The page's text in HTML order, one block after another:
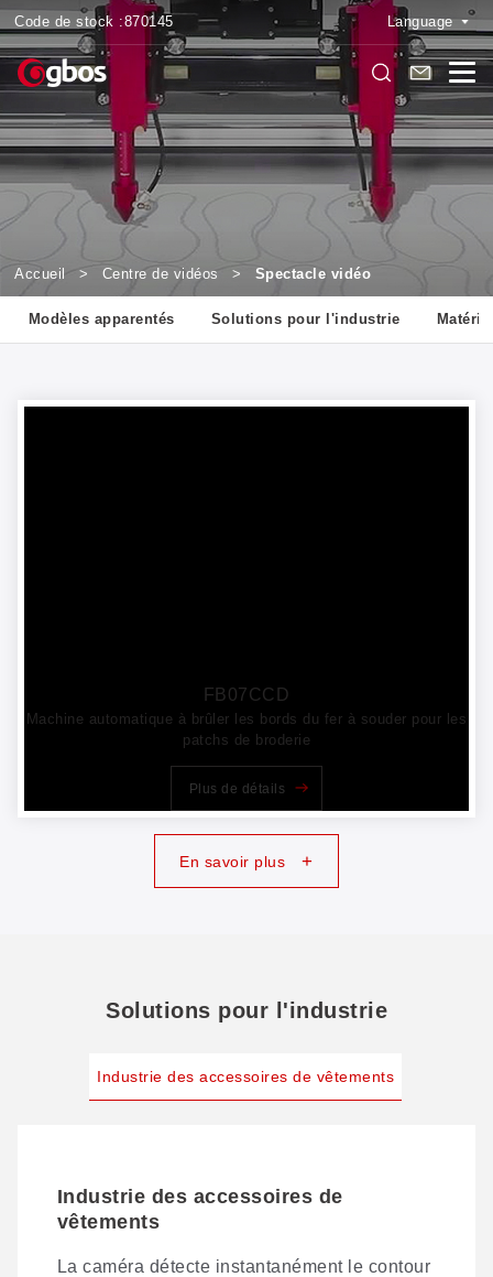
Code de stock :870145 Language
Accueil > Centre de vidéos > Spectacle vidéo
Modèles apparentés Solutions pour l'industrie
FB07CCD
Machine automatique à brûler les bords du fer à souder pour les
patchs de broderie
Plus de détails
En savoir plus +
Solutions pour l'industrie
Industrie des accessoires de vêtements
Industrie des accessoires de
vêtements
La caméra détecte instantanément le contour